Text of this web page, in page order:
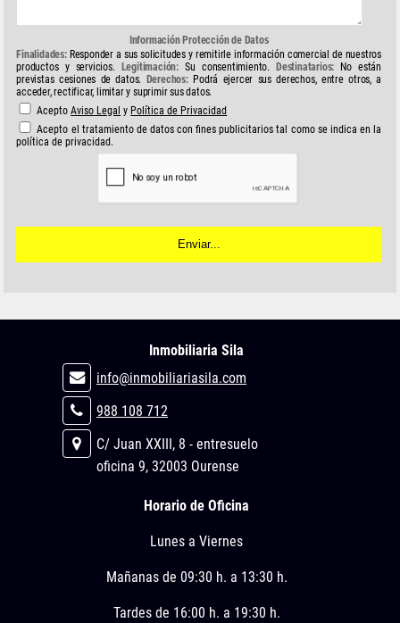
Información Protección de Datos
Finalidades:Responder a sus solicitudes y remitirle información comercial de nuestros
productos y servicios.
Legitimación: Su consentimiento. Destinatarios: No están
previstas cesiones de datos.
Derechos:Podrá ejercer sus derechos, entre otros, a
acceder, rectificar, limitar y suprimir sus datos.
AceptoAviso Legal y Política de Privacidad
Acepto el tratamiento de datos con fines publicitarios tal como se indica en la
política de privacidad.
Inmobiliaria Sila
info@inmobiliariasila.com
988 108 712
C/ Juan XXIII, 8 - entresuelo
oficina 9, 32003 Ourense
Horario de Oficina
Lunes a Viernes
Mañanas de 09:30 h. a 13:30 h.
Tardes de 16:00 h. a 19:30 h.